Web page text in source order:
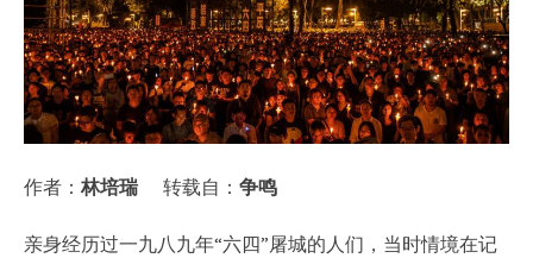
作者： 林培瑞转载自： 争鸣
亲身经历过一九八九年“六四”屠城的人们，当时情境在记